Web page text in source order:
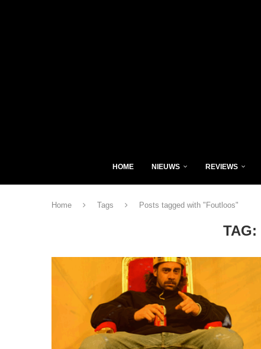
HOME NIEUWS REVIEWS
Home Tags Posts tagged with "Foutloos"
TAG: